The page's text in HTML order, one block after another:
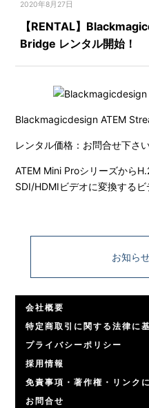
2020年8月27日
【RENTAL】
Bridge レンタル開始！
Blackmagicdesign ATEM
レンタル価格：お問合せ下さ
ATEM Mini Proシリーズから
SDI/HDMIビデオに変換する
お知ら
会社概要
特定商取引に関する法律に
プライバシーポリシー
採用情報
免責事項・著作権・リンク
お問合せ